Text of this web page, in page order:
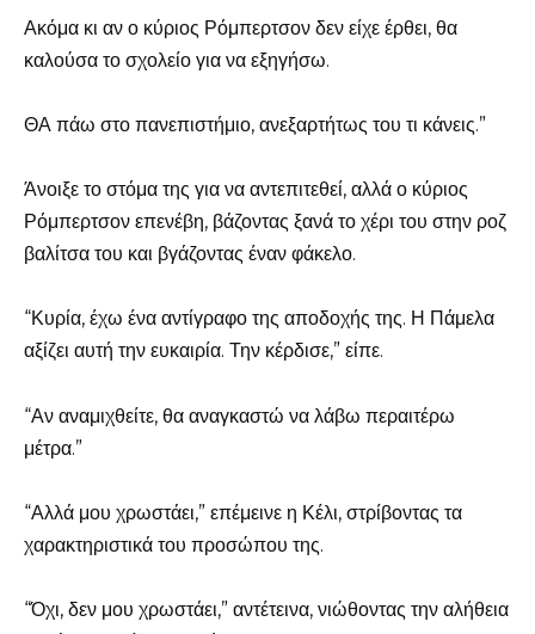
Ακόμα κι αν ο κύριος Ρόμπερτσον δεν είχε έρθει, θα
καλούσα το σχολείο για να εξηγήσω.
ΘΑ πάω στο πανεπιστήμιο, ανεξαρτήτως του τι κάνεις.”
Άνοιξε το στόμα της για να αντεπιτεθεί, αλλά ο κύριος
Ρόμπερτσον επενέβη, βάζοντας ξανά το χέρι του στην ροζ
βαλίτσα του και βγάζοντας έναν φάκελο.
“Κυρία, έχω ένα αντίγραφο της αποδοχής της. Η Πάμελα
αξίζει αυτή την ευκαιρία. Την κέρδισε,” είπε.
“Αν αναμιχθείτε, θα αναγκαστώ να λάβω περαιτέρω
μέτρα.”
“Αλλά μου χρωστάει,” επέμεινε η Κέλι, στρίβοντας τα
χαρακτηριστικά του προσώπου της.
“Όχι, δεν μου χρωστάει,” αντέτεινα, νιώθοντας την αλήθεια